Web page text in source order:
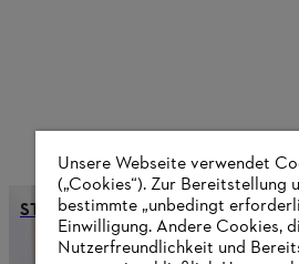
STIHL spendet 10.000 Euro für
Unsere Webseite verwendet
(„Cookies“). Zur Bereitstellung
bestimmte „unbedingt
Einwilligung. Andere Cookies,
Nutzerfreundlichkeit und